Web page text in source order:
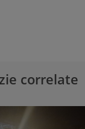
correlate